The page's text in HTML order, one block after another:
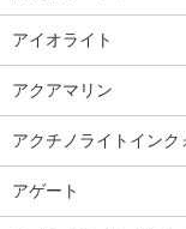
アイオライト
アクアマリン
アクチノライトインク
アゲート